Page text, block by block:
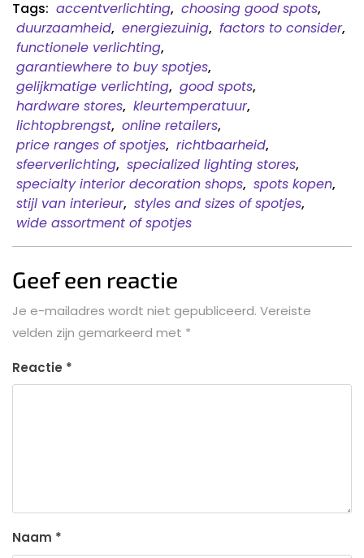
Tags: accentverlichting, choosing good spots,
duurzaamheid, energiezuinig, factors to consider,
functionele verlichting,
garantiewhere to buy spotjes,
gelijkmatige verlichting, good spots,
hardware stores, kleurtemperatuur,
lichtopbrengst, online retailers,
price ranges of spotjes, richtbaarheid,
sfeerverlichting, specialized lighting stores,
specialty interior decoration shops, spots kopen,
stijl van interieur, styles and sizes of spotjes,
wide assortment of spotjes
Geef een reactie
Je e-mailadres wordt niet gepubliceerd. Vereiste
velden zijn gemarkeerd met *
Reactie *
Naam *